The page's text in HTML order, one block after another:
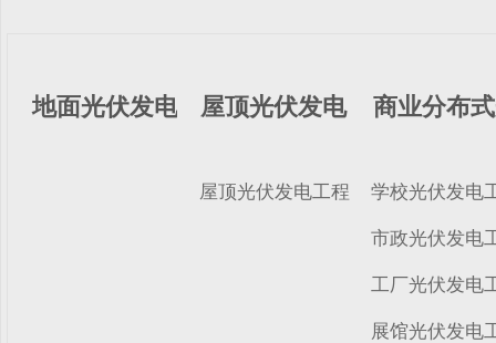
地面光伏发电 屋顶光伏发电
屋顶光伏发电工程
商业分布
学校光伏发电
市政光伏发电
工厂光伏发电
展馆光伏发电